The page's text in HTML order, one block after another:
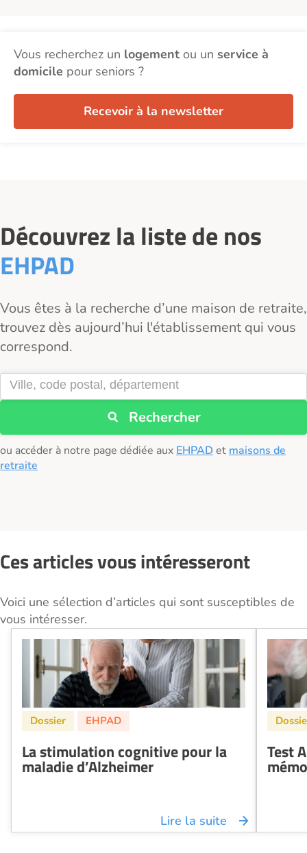
Vous recherchez un logement ou un service à
domicile pour seniors ?
Recevoir à la newsletter
Découvrez la liste de nos
EHPAD
Vous êtes à la recherche d’une maison de retraite,
trouvez dès aujourd’hui l'établissement qui vous
correspond.
Rechercher
ou accéder à notre page dédiée aux EHPAD et maisons de
retraite
Ces articles vous intéresseront
Voici une sélection d’articles qui sont susceptibles de
vous intéresser.
La stimulation cognitive pour la
maladie d’Alzheimer
Lire la suite
Test